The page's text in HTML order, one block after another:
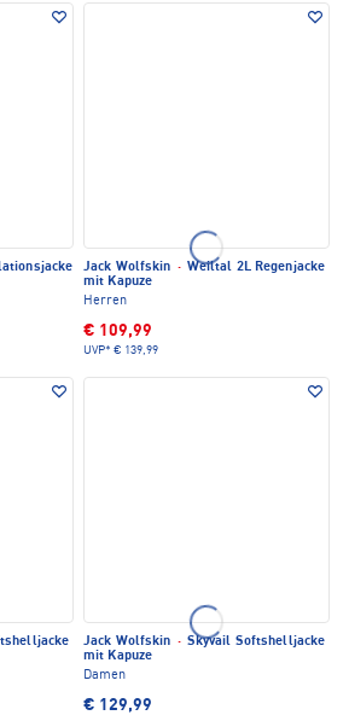
Jack Wolfskin · Weiltal 2L Regenjacke
mit Kapuze
Herren
€ 109,99
UVP* € 139,99
Jack Wolfskin · Skyvail Softshelljacke
mit Kapuze
Damen
€ 129,99